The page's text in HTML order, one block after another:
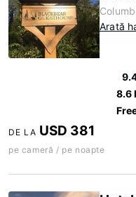
Arată
8.6
DE LA USD 381
pe cameră / pe noapte